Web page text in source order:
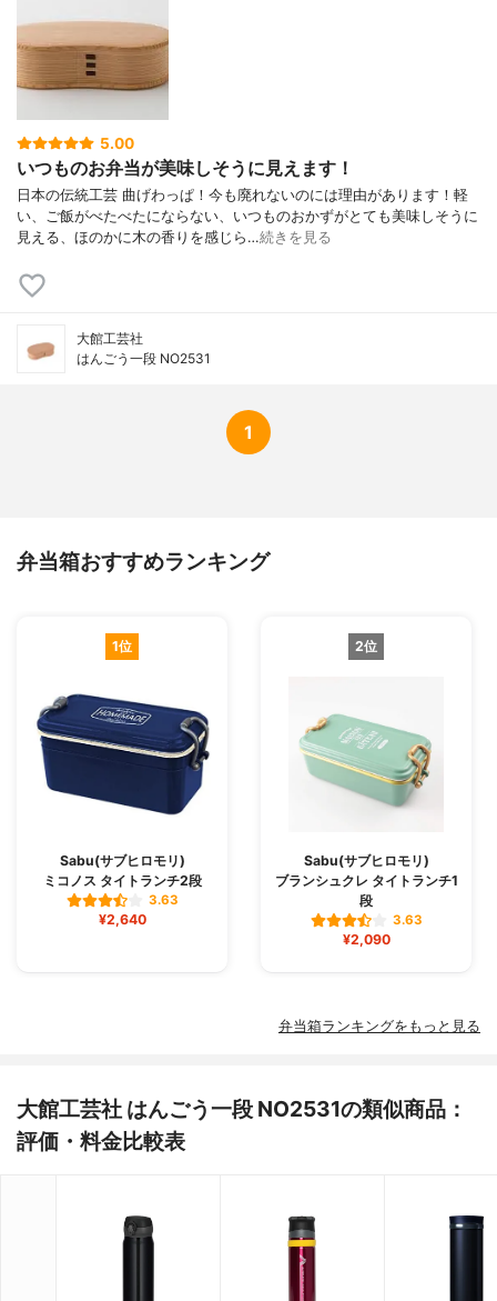
5.00
いつものお弁当が美味しそうに見えます！
日本の伝統工芸 曲げわっぱ！今も廃れないのには理由があります！軽
い、ご飯がべたべたにならない、いつものおかずがとても美味しそうに
見える、ほのかに木の香りを感じら…続きを見る
大館工芸社
はんごう一段 NO2531
1
弁当箱おすすめランキング
1位
Sabu(サブヒロモリ)
ミコノス タイトランチ2段
3.63
¥2,640
2位
Sabu(サブヒロモリ)
ブランシュクレ タイトランチ1
段
3.63
¥2,090
弁当箱ランキングをもっと見る
大館工芸社 はんごう一段 NO2531の類似商品：
評価・料金比較表